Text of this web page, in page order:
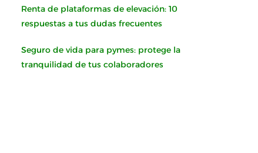
Renta de plataformas de elevación: 10
respuestas a tus dudas frecuentes
Seguro de vida para pymes: protege la
tranquilidad de tus colaboradores